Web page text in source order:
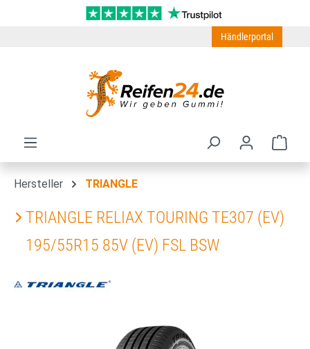
Zum Hauptinhalt springen
Händlerportal
Hersteller TRIANGLE
TRIANGLE RELIAX TOURING TE307 (EV)
195/55R15 85V (EV) FSL BSW
Bildergalerie überspringen